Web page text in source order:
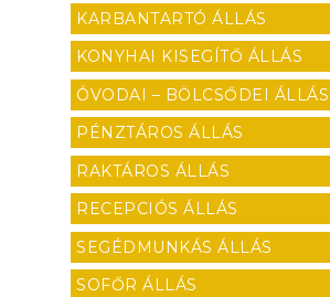
KARBANTARTÓ ÁLLÁS
KONYHAI KISEGÍTŐ ÁLLÁS
ÓVODAI – BÖLCSŐDEI ÁLLÁS
PÉNZTÁROS ÁLLÁS
RAKTÁROS ÁLLÁS
RECEPCIÓS ÁLLÁS
SEGÉDMUNKÁS ÁLLÁS
SOFŐR ÁLLÁS